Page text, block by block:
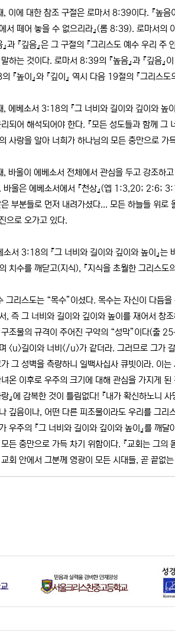
, 이에 대한 참조 구절은 로마서 8:39이다. 『높
서 떼어 놓을 수 없으리라』(롬 8:39). 로마서의 이
』과 『깊음』은 그 구절의 『그리스도 예수 우리
하는 것이다. 로마서 8:39의 『높음』과 『깊음
『높이』와 『깊이』 역시 다음 19절의 『그리스
, 에베소서 3:18의 『그 너비와 길이와 깊이와 높
되어 해석되어야 한다. 『모든 성도들과 함께
사랑을 알아 너희가 하나님의 모든 충만으로
, 바울이 에베소서 전체에서 관심을 두고 강조하
바울은 에베소서에서 『천상』(엡 1:3,20; 2:6;
부분들로 먼저 내려가셨다... 모든 하늘들 위
으로 오가고 있다.
소서 3:18의 『그 너비와 길이와 깊이와 높이』
치수를 깨닫고(지식), 『지식을 초월한 그리스도
그리스도는 “목수”이셨다. 목수는 자신이 다듬
, 즉 그 너비와 길이와 깊이와 높이를 재어서 창
조물의 규격이 주어진 구약의 “성막”이다(출
<u>길이와 너비</u>가 같더라. 그러므로 그가
그 성벽을 측량하니 일백사십사 큐빗이라. 이
온 이후로 우주의 크기에 대해 관심을 가지게
』에 감복한 것이 틀림없다! 『내가 확신하노니
깊음이나, 어떤 다른 피조물이라도 우리를 그
우주의 『그 너비와 길이와 깊이와 높이』를 깨
든 충만으로 가득 차기 위함이다. 『교회는 그
회 안에서 그분께 영광이 모든 시대들, 곧 끝없